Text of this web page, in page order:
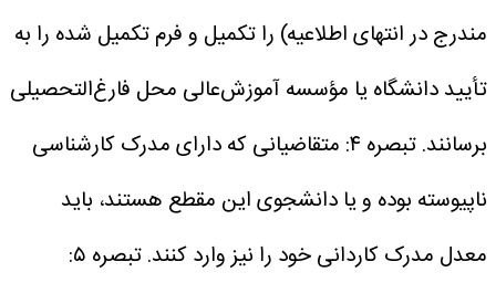
مندرج در انتهای اطلاعیه) را تکمیل و فرم تکمیل شده را به
تأیید دانشگاه یا مؤسسه آموزش‌عالی محل فارغ‌التحصیلی
برسانند.
تبصره ‌۴: متقاضیانی که دارای مدرک کارشناسی
ناپیوسته بوده و یا دانشجوی این مقطع هستند، باید
معدل مدرک کاردانی خود را نیز وارد کنند.
تبصره ۵: